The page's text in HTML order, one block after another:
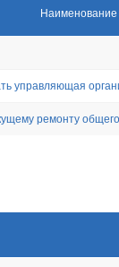
Наименование
управляющая
ремонту